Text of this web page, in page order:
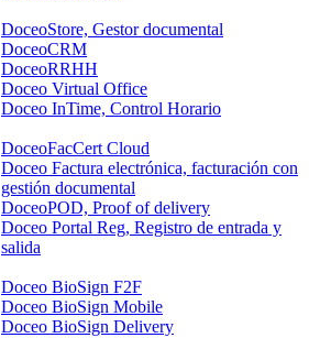
DoceoStore, Gestor documental
DoceoCRM
DoceoRRHH
Doceo Virtual Office
Doceo InTime, Control Horario
DoceoFacCert Cloud
Doceo Factura electrónica, facturación con
gestión documental
DoceoPOD, Proof of delivery
Doceo Portal Reg, Registro de entrada y
salida
Doceo BioSign F2F
Doceo BioSign Mobile
Doceo BioSign Delivery